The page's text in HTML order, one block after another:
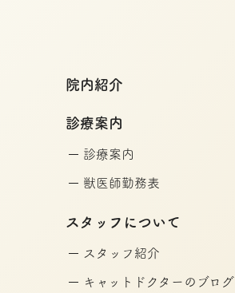
院内紹介
診療案内
診療案内
獣医師勤務表
スタッフについて
スタッフ紹介
キャットドクターのブログ